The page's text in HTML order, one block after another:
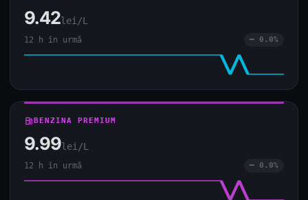
9.42lei/L
12 h în urmă ━ 0.0%
local_gas_stationBENZINA PREMIUM
9.99lei/L
12 h în urmă ━ 0.0%